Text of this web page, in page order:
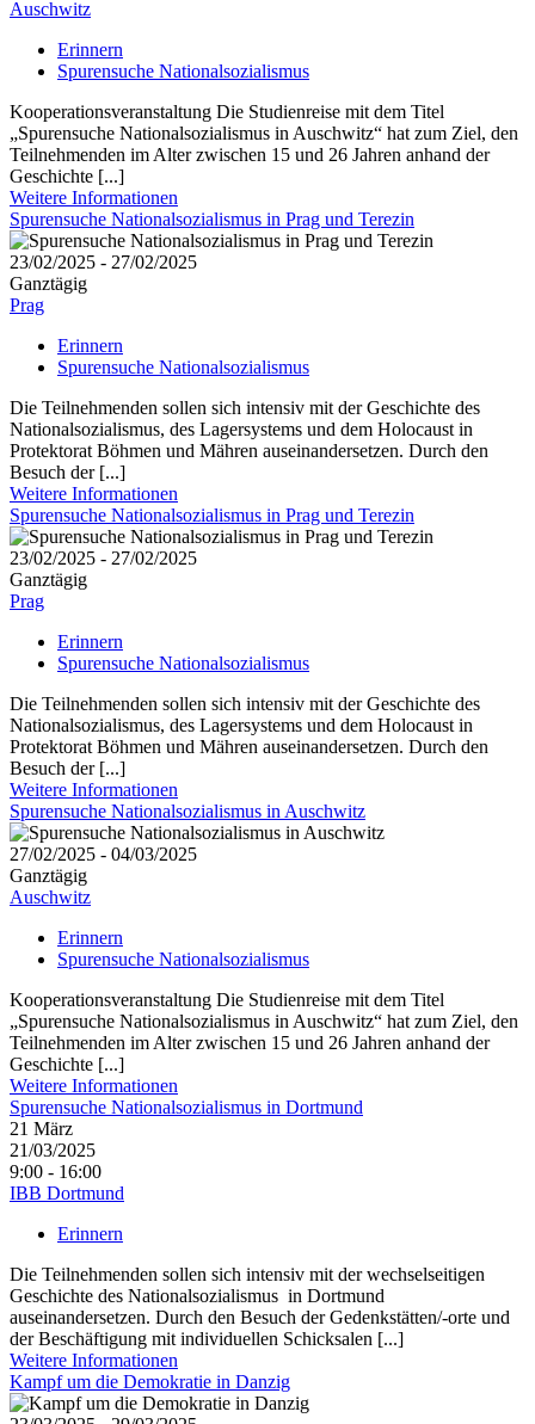
Auschwitz
Erinnern
Spurensuche Nationalsozialismus
Kooperationsveranstaltung Die Studienreise mit dem Titel
„Spurensuche Nationalsozialismus in Auschwitz“ hat zum Ziel, den
Teilnehmenden im Alter zwischen 15 und 26 Jahren anhand der
Geschichte [...]
Weitere Informationen
Spurensuche Nationalsozialismus in Prag und Terezin
23/02/2025 - 27/02/2025
Ganztägig
Prag
Erinnern
Spurensuche Nationalsozialismus
Die Teilnehmenden sollen sich intensiv mit der Geschichte des
Nationalsozialismus, des Lagersystems und dem Holocaust in
Protektorat Böhmen und Mähren auseinandersetzen. Durch den
Besuch der [...]
Weitere Informationen
Spurensuche Nationalsozialismus in Prag und Terezin
23/02/2025 - 27/02/2025
Ganztägig
Prag
Erinnern
Spurensuche Nationalsozialismus
Die Teilnehmenden sollen sich intensiv mit der Geschichte des
Nationalsozialismus, des Lagersystems und dem Holocaust in
Protektorat Böhmen und Mähren auseinandersetzen. Durch den
Besuch der [...]
Weitere Informationen
Spurensuche Nationalsozialismus in Auschwitz
27/02/2025 - 04/03/2025
Ganztägig
Auschwitz
Erinnern
Spurensuche Nationalsozialismus
Kooperationsveranstaltung Die Studienreise mit dem Titel
„Spurensuche Nationalsozialismus in Auschwitz“ hat zum Ziel, den
Teilnehmenden im Alter zwischen 15 und 26 Jahren anhand der
Geschichte [...]
Weitere Informationen
Spurensuche Nationalsozialismus in Dortmund
21 März
21/03/2025
9:00 - 16:00
IBB Dortmund
Erinnern
Die Teilnehmenden sollen sich intensiv mit der wechselseitigen
Geschichte des Nationalsozialismus in Dortmund
auseinandersetzen. Durch den Besuch der Gedenkstätten/-orte und
der Beschäftigung mit individuellen Schicksalen [...]
Weitere Informationen
Kampf um die Demokratie in Danzig